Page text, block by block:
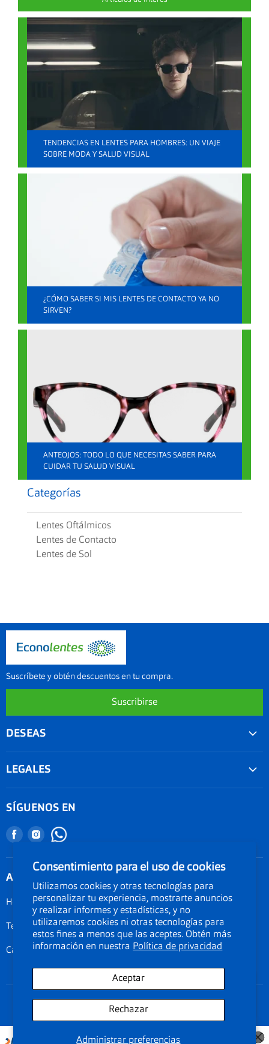
Consentimiento para el uso de cookies
Utilizamos cookies y otras tecnologías para
personalizar tu experiencia, mostrarte anuncios
y realizar informes y estadísticas, y no
utilizaremos cookies ni otras tecnologías para
estos fines a menos que las aceptes. Obtén más
información en nuestra Política de privacidad
Administrar preferencias
Aceptar
Rechazar
Categorías
Lentes Oftálmicos
Lentes de Contacto
Lentes de Sol
enero 8, 2024 |
TENDENCIAS EN LENTES PARA HOMBRES: UN VIAJE
SOBRE MODA Y SALUD VISUAL
(0)
¿CÓMO SABER SI MIS LENTES DE CONTACTO YA NO
SIRVEN?
Lentes Oftálmicos
septiembre 25, 2024 |(0)
ANTEOJOS: TODO LO QUE NECESITAS SABER PARA
CUIDAR TU SALUD VISUAL
Suscríbete y obtén descuentos en tu compra.
Suscribirse
DESEAS
Documentos Electronicos Topsa Peru S.A.C
LEGALES
Términos y condiciones
Promociones
Política de privacidad
Legal de cookies
Documentos electrónicos
Términos del servicio
SÍGUENOS EN
Encuéntranos
Facebook
Encuéntranos
Instagram
ATENCIÓN AL CLIENTE
Horarios: Lunes a Viernes de 09:00am a 06:00pm
Teléfono 01-3190134
Calle Amador Merino Reyna 223, San Isidro, Lima Perú
exclusivamente de nuestra tienda online.